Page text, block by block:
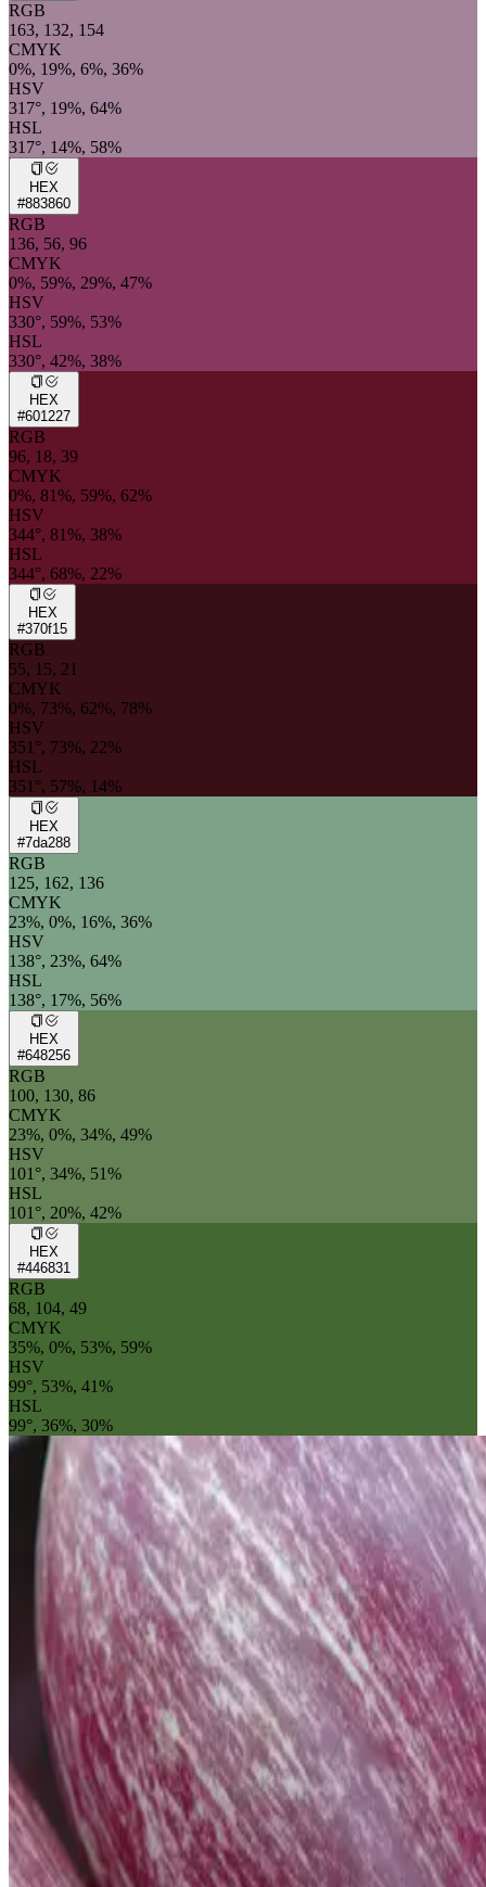
RGB
163, 132, 154
CMYK
0%, 19%, 6%, 36%
HSV
317°, 19%, 64%
HSL
317°, 14%, 58%
HEX
#883860
RGB
136, 56, 96
CMYK
0%, 59%, 29%, 47%
HSV
330°, 59%, 53%
HSL
330°, 42%, 38%
HEX
#601227
RGB
96, 18, 39
CMYK
0%, 81%, 59%, 62%
HSV
344°, 81%, 38%
HSL
344°, 68%, 22%
HEX
#370f15
RGB
55, 15, 21
CMYK
0%, 73%, 62%, 78%
HSV
351°, 73%, 22%
HSL
351°, 57%, 14%
HEX
#7da288
RGB
125, 162, 136
CMYK
23%, 0%, 16%, 36%
HSV
138°, 23%, 64%
HSL
138°, 17%, 56%
HEX
#648256
RGB
100, 130, 86
CMYK
23%, 0%, 34%, 49%
HSV
101°, 34%, 51%
HSL
101°, 20%, 42%
HEX
#446831
RGB
68, 104, 49
CMYK
35%, 0%, 53%, 59%
HSV
99°, 53%, 41%
HSL
99°, 36%, 30%